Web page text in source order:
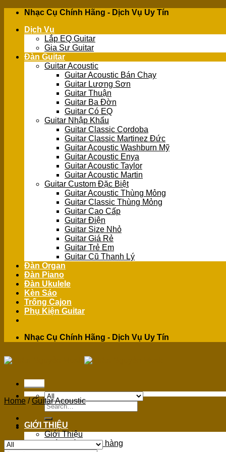
Skip
content
Nhạc Cụ Chính Hãng - Dịch Vụ Uy Tín
Dịch Vụ
Lắp EQ Guitar
Gia Sư Guitar
Đàn Guitar
Guitar Acoustic
Guitar Acoustic Bán Chạy
Guitar Lương Sơn
Guitar Thuận
Guitar Ba Đờn
Guitar Có EQ
Guitar Nhập Khẩu
Guitar Classic Cordoba
Guitar Classic Martinez Đức
Guitar Acoustic Washburn Mỹ
Guitar Acoustic Enya
Guitar Acoustic Taylor
Guitar Acoustic Martin
Guitar Custom Đặc Biệt
Guitar Acoustic Thùng Mỏng
Guitar Classic Thùng Mỏng
Guitar Cao Cấp
Guitar Điện
Guitar Size Nhỏ
Guitar Giá Rẻ
Guitar Trẻ Em
Guitar Cũ Thanh Lý
Đàn Organ
Đàn Piano
Đàn Ukulele
Kèn Sáo
Trống Cajon
Phụ Kiện Guitar
Nhạc Cụ Chính Hãng - Dịch Vụ Uy Tín
Search
for:
GIỚI THIỆU
Giới Thiệu
Chính sách mua hàng
Home / Guitar Acoustic